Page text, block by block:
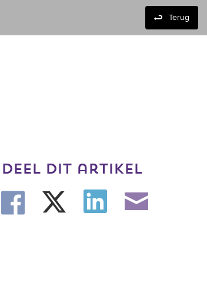
Terug
deel dit artikel